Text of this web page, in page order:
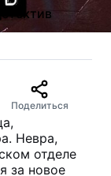
Поделиться
Невра,
отделе
за новое